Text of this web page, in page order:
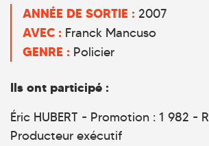
ANNÉE DE SORTIE : 2007
AVEC : Franck Mancuso
GENRE : Policier
Ils ont participé :
Éric HUBERT - Promotion : 1 982 -
Producteur exécutif